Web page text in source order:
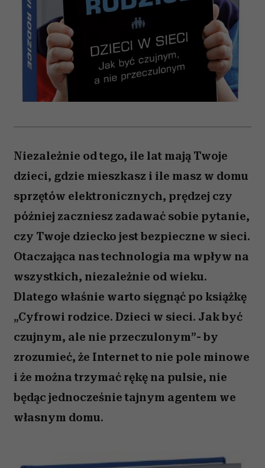
Niezależnie od tego, ile lat mają Twoje
dzieci, gdzie mieszkasz i ile masz w domu
sprzętów elektronicznych, prędzej czy
później zaczniesz zadawać sobie pytanie,
czy Twoje dziecko jest bezpieczne w sieci.
Otaczająca nas technologia ma wpływ na
wszystkich, niezależnie od wieku.
Dlatego właśnie warto sięgnąć po książkę
„Cyfrowi rodzice. Dzieci w sieci. Jak być
czujnym, ale nie przeczulonym”- by
zrozumieć, że Internet to nie pole minowe
i że można trzymać rękę na pulsie, nie
będąc jednocześnie tajnym agentem we
własnym domu.